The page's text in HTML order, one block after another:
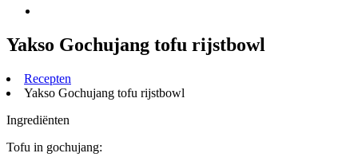
Yakso Gochujang tofu rijstbowl
Recepten
Yakso Gochujang tofu rijstbowl
Ingrediënten
Tofu in gochujang: